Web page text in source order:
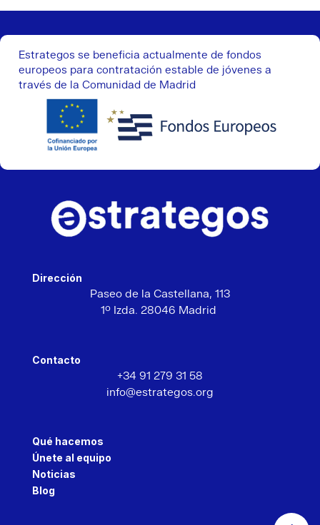
Estrategos se beneficia actualmente de fondos
europeos para contratación estable de jóvenes a
través de la Comunidad de Madrid
Dirección
Paseo de la Castellana, 113
1º Izda. 28046 Madrid
Contacto
+34 91 279 31 58
info@estrategos.org
Qué hacemos
Únete al equipo
Noticias
Blog